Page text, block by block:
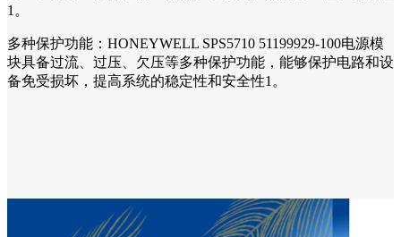
1。
多种保护功能：HONEYWELL SPS5710 51199929-100电源模
块具备过流、过压、欠压等多种保护功能，能够保护电路和设
备免受损坏，提高系统的稳定性和安全性1。